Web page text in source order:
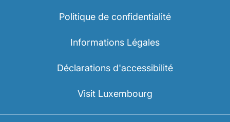
Politique de confidentialité
Informations Légales
Déclarations d'accessibilité
Visit Luxembourg